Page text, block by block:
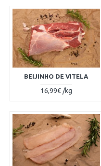
BEIJINHO DE VITELA
16,99€ /kg